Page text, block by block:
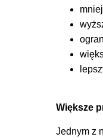
Większe
Jednym z